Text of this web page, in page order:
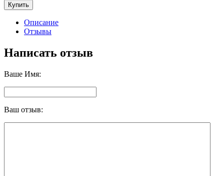
Купить
Описание
Отзывы
Написать отзыв
Ваше Имя:
Ваш отзыв: